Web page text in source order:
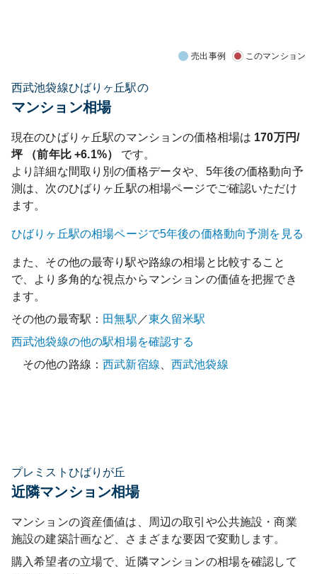
売出事例 このマンション
西武池袋線ひばりヶ丘駅の
マンション相場
現在のひばりヶ丘駅のマンションの価格相場は 170万円/
坪 （前年比+6.1%）
です。
より詳細な間取り別の価格データや、5年後の価格動向予
測は、次のひばりヶ丘駅の相場ページでご確認いただけ
ます。
ひばりヶ丘駅の相場ページで5年後の価格動向予測を見る
また、その他の最寄り駅や路線の相場と比較すること
で、より多角的な視点からマンションの価値を把握でき
ます。
その他の最寄駅： 田無駅 ／東久留米駅
西武池袋線の他の駅相場を確認する
その他の路線：西武新宿線 西武池袋線
プレミストひばりが丘
近隣マンション相場
マンションの資産価値は、周辺の取引や公共施設・商業
施設の建築計画など、さまざまな要因で変動します。
購入希望者の立場で、近隣マンションの相場を確認して